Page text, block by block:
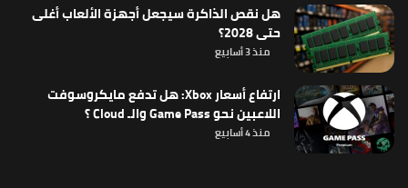
هل نقص الذاكرة سيجعل أجهزة الألعاب أغلى
حتى 2028؟
منذ 3 أسابيع
ارتفاع أسعار Xbox: هل تدفع مايكروسوفت
اللاعبين نحو Game Pass والـ Cloud ؟
منذ 4 أسابيع